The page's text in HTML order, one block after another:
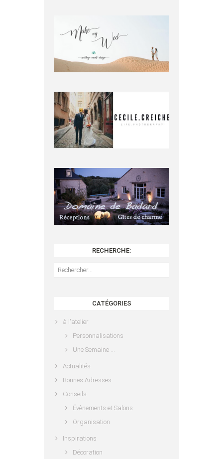
RECHERCHE:
Rechercher :
CATÉGORIES
à l'atelier
Personnalisations
Une Semaine …
Actualités
Bonnes Adresses
Conseils
Évènements et Salons
Organisation
Inspirations
Décoration